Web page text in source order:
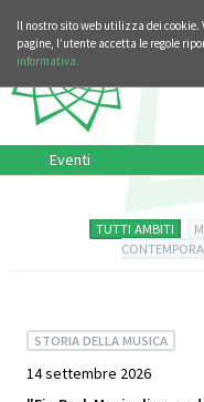
Il nostro sito web utilizza dei cookie.
pagine, l’utente accetta le regole
informativa.
Eventi
TUTTI AMBITI
STORIA DELLA MUSICA
14 settembre 2026